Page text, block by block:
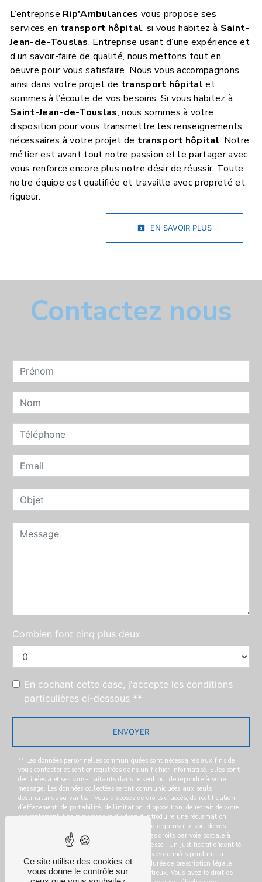
L’entreprise Rip'Ambulances vous propose ses
services en transport hôpital, si vous habitez à Saint-
Jean-de-Touslas. Entreprise usant d’une expérience et
d’un savoir-faire de qualité, nous mettons tout en
oeuvre pour vous satisfaire. Nous vous accompagnons
ainsi dans votre projet de transport hôpital et
sommes à l’écoute de vos besoins. Si vous habitez à
Saint-Jean-de-Touslas, nous sommes à votre
disposition pour vous transmettre les renseignements
nécessaires à votre projet de transport hôpital. Notre
métier est avant tout notre passion et le partager avec
vous renforce encore plus notre désir de réussir. Toute
notre équipe est qualifiée et travaille avec propreté et
rigueur.
EN SAVOIR PLUS
Contactez nous
Combien font cinq plus deux
En cochant cette case, j'accepte les conditions
particulières ci-dessous **
ENVOYER
** Les données personnelles communiquées sont nécessaires aux fins de
vous contacter et sont enregistrées dans un fichier informatisé. Elles sont
destinées à et ses sous-traitants dans le seul but de répondre à votre
message. Les données collectées seront communiquées aux seuls
destinataires suivants: . Vous disposez de droits d’accès, de rectification,
d’effacement, de portabilité, de limitation, d’opposition, de retrait de votre
consentement à tout moment et du droit d’introduire une réclamation
auprès d’une autorité de contrôle, ainsi que d’organiser le sort de vos
données post-mortem. Vous pouvez exercer ces droits par voie postale à
l'adresse ou par courrier électronique à l'adresse . Un justificatif d'identité
pourra vous être demandé. Nous conservons vos données pendant la
période de prise de contact puis pendant la durée de prescription légale
aux fins probatoires et de gestion des contentieux. Vous avez le droit de
Ce site utilise des cookies et
vous donne le contrôle sur